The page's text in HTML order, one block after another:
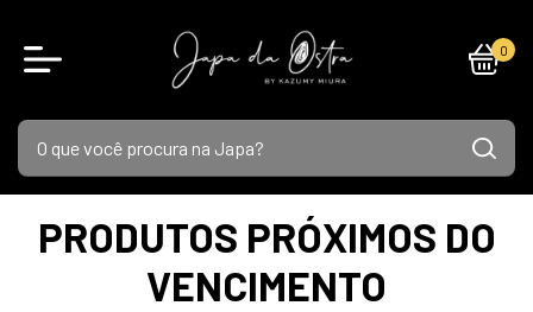
0
PRODUTOS PRÓXIMOS DO
VENCIMENTO